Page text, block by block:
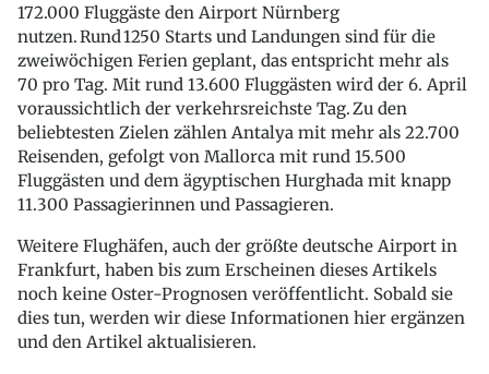
172.000 Fluggäste den Airport Nürnberg
nutzen. Rund 1250 Starts und Landungen sind für die
zweiwöchigen Ferien geplant, das entspricht mehr als
70 pro Tag. Mit rund 13.600 Fluggästen wird der 6. April
voraussichtlich der verkehrsreichste Tag. Zu den
beliebtesten Zielen zählen Antalya mit mehr als 22.700
Reisenden, gefolgt von Mallorca mit rund 15.500
Fluggästen und dem ägyptischen Hurghada mit knapp
11.300 Passagierinnen und Passagieren.
Weitere Flughäfen, auch der größte deutsche Airport in
Frankfurt, haben bis zum Erscheinen dieses Artikels
noch keine Oster-Prognosen veröffentlicht. Sobald sie
dies tun, werden wir diese Informationen hier ergänzen
und den Artikel aktualisieren.